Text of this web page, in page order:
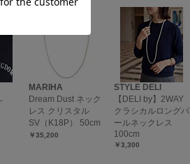
MARIHA
Dream Dust ネック
レス クリスタル
SV（K18P） 50cm
￥35,200
STYLE DELI
【DELI by】2WAY
クラシカルロングパ
ールネックレス
100cm
￥3,300